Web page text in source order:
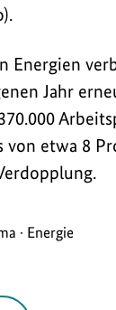
Energien
Jahr
etwa 8
· Energie